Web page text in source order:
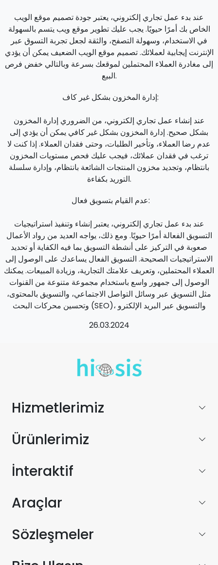
عند بدء عمل تجاري إلكتروني، يعتبر جودة تصميم موقع الويب
الخاص بك أمرًا حيويًا. يجب عليك تطوير موقع ويب يتسم بالسهولة
في الاستخدام، وسهولة التصفح، والثقة لجعل تجربة التسوق عبر
الإنترنت إيجابية لعملائك. تصميم موقع الويب الضعيف يمكن أن يؤدي
إلى مغادرة العملاء المحتملين لموقعك بسرعة وبالتالي خفض فرص
البيع.
إدارة المخزون بشكل غير كاف:
عند إنشاء عمل تجاري إلكتروني، من الضروري إدارة المخزون
بشكل صحيح. إدارة المخزون بشكل غير كافي يمكن أن يؤدي إلى
عدم رضا العملاء، وتأخير الطلبات، وحتى فقدان العملاء. إذا كنت لا
ترغب في فقدان عملائك، فيجب عليك فحص مستويات المخزون
بانتظام، وتجديد مخزون المنتجات الشائعة بانتظام، وإدارة سلسلة
التوريد بكفاءة.
عدم القيام بتسويق فعال:
عند بدء عمل تجاري إلكتروني، يعتبر إنشاء وتنفيذ استراتيجيات
التسويق الفعالة أمرًا حيويًا. ومع ذلك، يواجه العديد من رواد الأعمال
صعوبة في التركيز على أنشطة التسويق بما فيه الكفاية أو تحديد
الاستراتيجيات الصحيحة. التسويق الفعال يساعدك على الوصول إلى
العملاء المحتملين، وتعريف علامتك التجارية، وزيادة المبيعات. يمكنك
الوصول إلى جمهور واسع باستخدام مجموعة متنوعة من القنوات
مثل التسويق عبر وسائل التواصل الاجتماعي، والتسويق بالمحتوى،
وتحسين محركات البحث (SEO)، والتسويق عبر البريد الإلكترو
26.03.2024
Hizmetlerimiz
Ürünlerimiz
İnteraktif
Araçlar
Sözleşmeler